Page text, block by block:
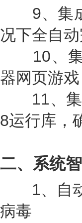
9、集成
况下全自
10、集
器网页游戏
11、集
8运行库，
二、系统
1、自动
病毒